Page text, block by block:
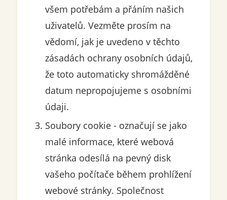
všem potřebám a přáním našich
uživatelů. Vezměte prosím na
vědomí, jak je uvedeno v těchto
zásadách ochrany osobních údajů,
že toto automaticky shromážděné
datum nepropojujeme s osobními
údaji.
Soubory cookie - označují se jako
malé informace, které webová
stránka odesílá na pevný disk
vašeho počítače během prohlížení
webové stránky. Společnost